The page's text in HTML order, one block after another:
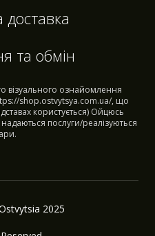
та обмін
візуального ознайомлення
shop.ostvytsya.com.ua/, що
користується) Ойцюсь
послуги/реалізуються
2025